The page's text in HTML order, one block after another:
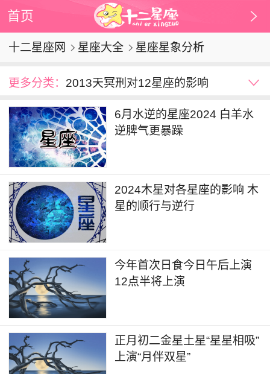
首页
十二星座网 星座大全 星座星象分析
更多分类： 2013天冥刑对12星座的影响
金星凌日
金星逆行 木星逆行
6月水逆的星座2024 白羊水
逆脾气更暴躁
2024木星对各星座的影响 木
星的顺行与逆行
今年首次日食今日午后上演
12点半将上演
正月初二金星土星“星星相吸”
上演“月伴双星”